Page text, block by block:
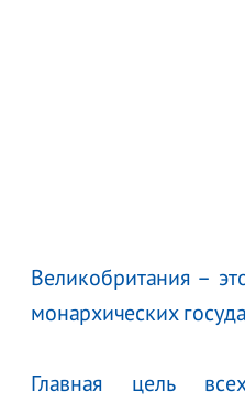
Великобритания –
монархических
Главная цель